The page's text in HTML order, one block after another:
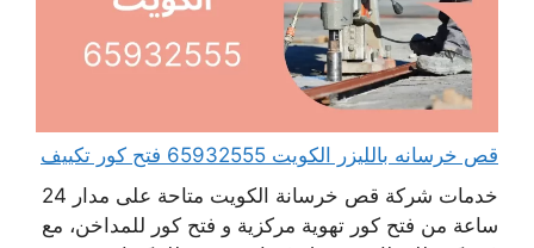
قص خرسانه بالليزر الكويت 65932555 فتح كور تكييف
خدمات شركة قص خرسانة الكويت متاحة على مدار 24
ساعة من فتح كور تهوية مركزية و فتح كور للمداخن، مع